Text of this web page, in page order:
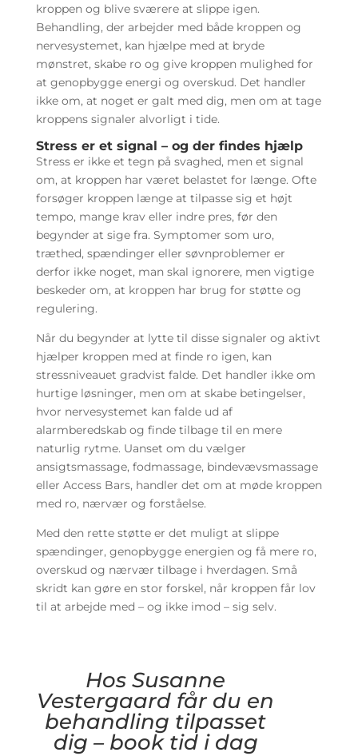
kroppen og blive sværere at slippe igen.
Behandling, der arbejder med både kroppen og
nervesystemet, kan hjælpe med at bryde
mønstret, skabe ro og give kroppen mulighed for
at genopbygge energi og overskud. Det handler
ikke om, at noget er galt med dig, men om at tage
kroppens signaler alvorligt i tide.
Stress er et signal – og der findes hjælp
Stress er ikke et tegn på svaghed, men et signal
om, at kroppen har været belastet for længe. Ofte
forsøger kroppen længe at tilpasse sig et højt
tempo, mange krav eller indre pres, før den
begynder at sige fra. Symptomer som uro,
træthed, spændinger eller søvnproblemer er
derfor ikke noget, man skal ignorere, men vigtige
beskeder om, at kroppen har brug for støtte og
regulering.
Når du begynder at lytte til disse signaler og aktivt
hjælper kroppen med at finde ro igen, kan
stressniveauet gradvist falde. Det handler ikke om
hurtige løsninger, men om at skabe betingelser,
hvor nervesystemet kan falde ud af
alarmberedskab og finde tilbage til en mere
naturlig rytme. Uanset om du vælger
ansigtsmassage, fodmassage, bindevævsmassage
eller Access Bars, handler det om at møde kroppen
med ro, nærvær og forståelse.
Med den rette støtte er det muligt at slippe
spændinger, genopbygge energien og få mere ro,
overskud og nærvær tilbage i hverdagen. Små
skridt kan gøre en stor forskel, når kroppen får lov
til at arbejde med – og ikke imod – sig selv.
Hos Susanne
Vestergaard får du en
behandling tilpasset
dig – book tid i dag